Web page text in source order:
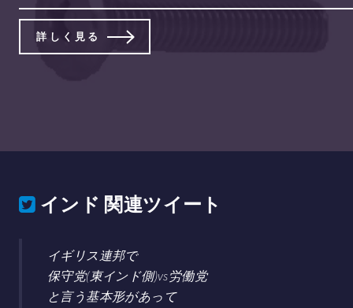
詳しく見る
インド 関連ツイート
イギリス連邦で
保守党(東インド側)vs労働党
と言う基本形があって